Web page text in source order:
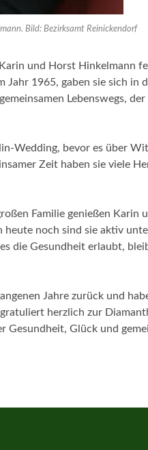
Bild: Bezirksamt Reinickendorf
und Horst Hinkelmann
Jahr 1965, gaben sie sich in
Lebenswegs,
Wedding, bevor es über
Zeit haben sie viele
Familie genießen Karin
noch sind sie aktiv
die Gesundheit erlaubt,
Jahre zurück und
herzlich zur
Gesundheit, Glück und